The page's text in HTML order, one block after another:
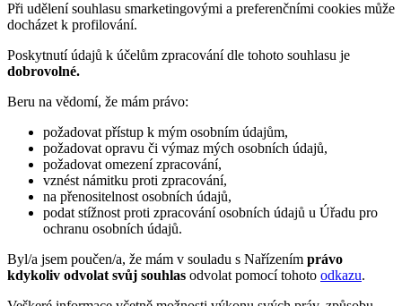
Při udělení souhlasu smarketingovými a preferenčními cookies může
docházet k profilování.
Poskytnutí údajů k účelům zpracování dle tohoto souhlasu je
dobrovolné.
Beru na vědomí, že mám právo:
požadovat přístup k mým osobním údajům,
požadovat opravu či výmaz mých osobních údajů,
požadovat omezení zpracování,
vznést námitku proti zpracování,
na přenositelnost osobních údajů,
podat stížnost proti zpracování osobních údajů u Úřadu pro
ochranu osobních údajů.
Byl/a jsem poučen/a, že mám v souladu s Nařízením právo
kdykoliv odvolat svůj souhlas odvolat pomocí tohoto odkazu.